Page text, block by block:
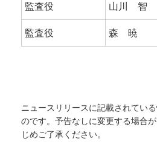
監査役 山川 智
監査役 森 暁
ニュースリリースに記載されてい
のです。予告なしに変更する場合
じめご了承ください。